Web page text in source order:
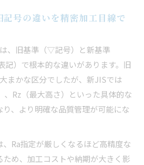
号の違いを精密加工目線で
、旧基準（▽記号）と新基準
記）で根本的な違いがあります。旧
まかな区分でしたが、新JISでは
、Rz（最大高さ）といった具体的な
、より明確な品質管理が可能にな
Ra指定が厳しくなるほど高精度な
め、加工コストや納期が大きく影